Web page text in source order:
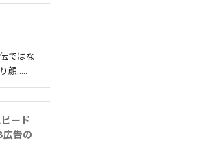
ではな
顔.....
ード
広告の